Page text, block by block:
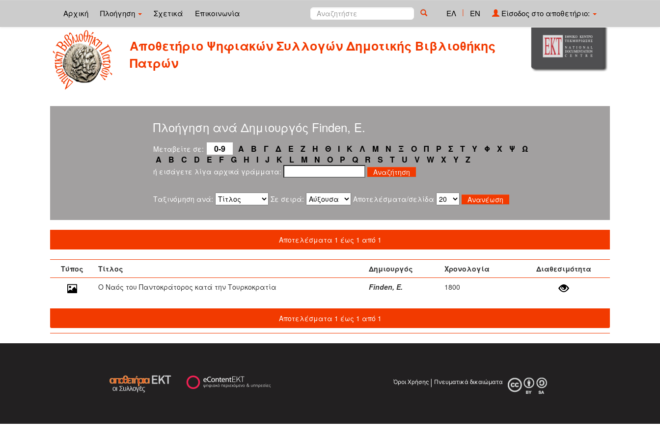
Αρχική Πλοήγηση Σχετικά Επικοινωνία ΕΛ | EN Είσοδος στο αποθετήριο:
Αποθετήριο Ψηφιακών Συλλογών Δημοτικής Βιβλιοθήκης
Πατρών
Πλοήγηση ανά Δημιουργός Finden, E.
Μεταβείτε σε: 0-9 Α Β Γ Δ Ε Ζ Η Θ Ι Κ Λ Μ Ν Ξ Ο Π Ρ Σ Τ Υ Φ Χ Ψ
Ω
A
B C D E F G H I J K L M N O P Q R S T U V W X Y Z
ή εισάγετε λίγα αρχικά γράμματα:
Ταξινόμηση ανά: Σε σειρά: Αποτελέσματα/σελίδα
Αποτελέσματα 1 έως 1 από 1
Τύπος Τίτλος Δημιουργός Χρονολογία
Διαθεσιμότητα
Ο Ναός του Παντοκράτορος κατά την Τουρκοκρατία
Finden, E. 1800
Αποτελέσματα 1 έως 1 από 1